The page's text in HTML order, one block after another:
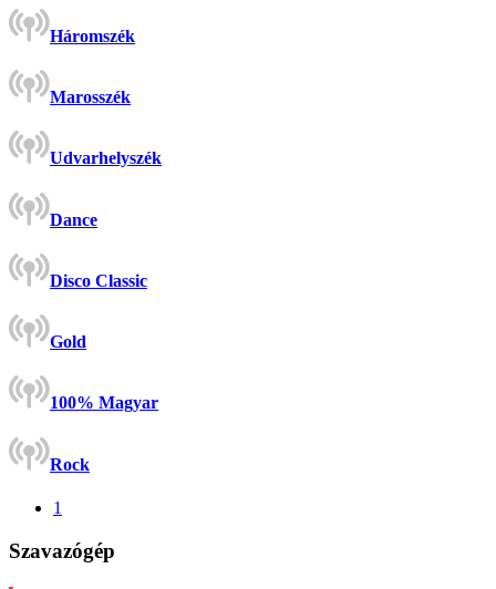
Háromszék
Marosszék
Udvarhelyszék
Dance
Disco Classic
Gold
100% Magyar
Rock
1
Szavazógép